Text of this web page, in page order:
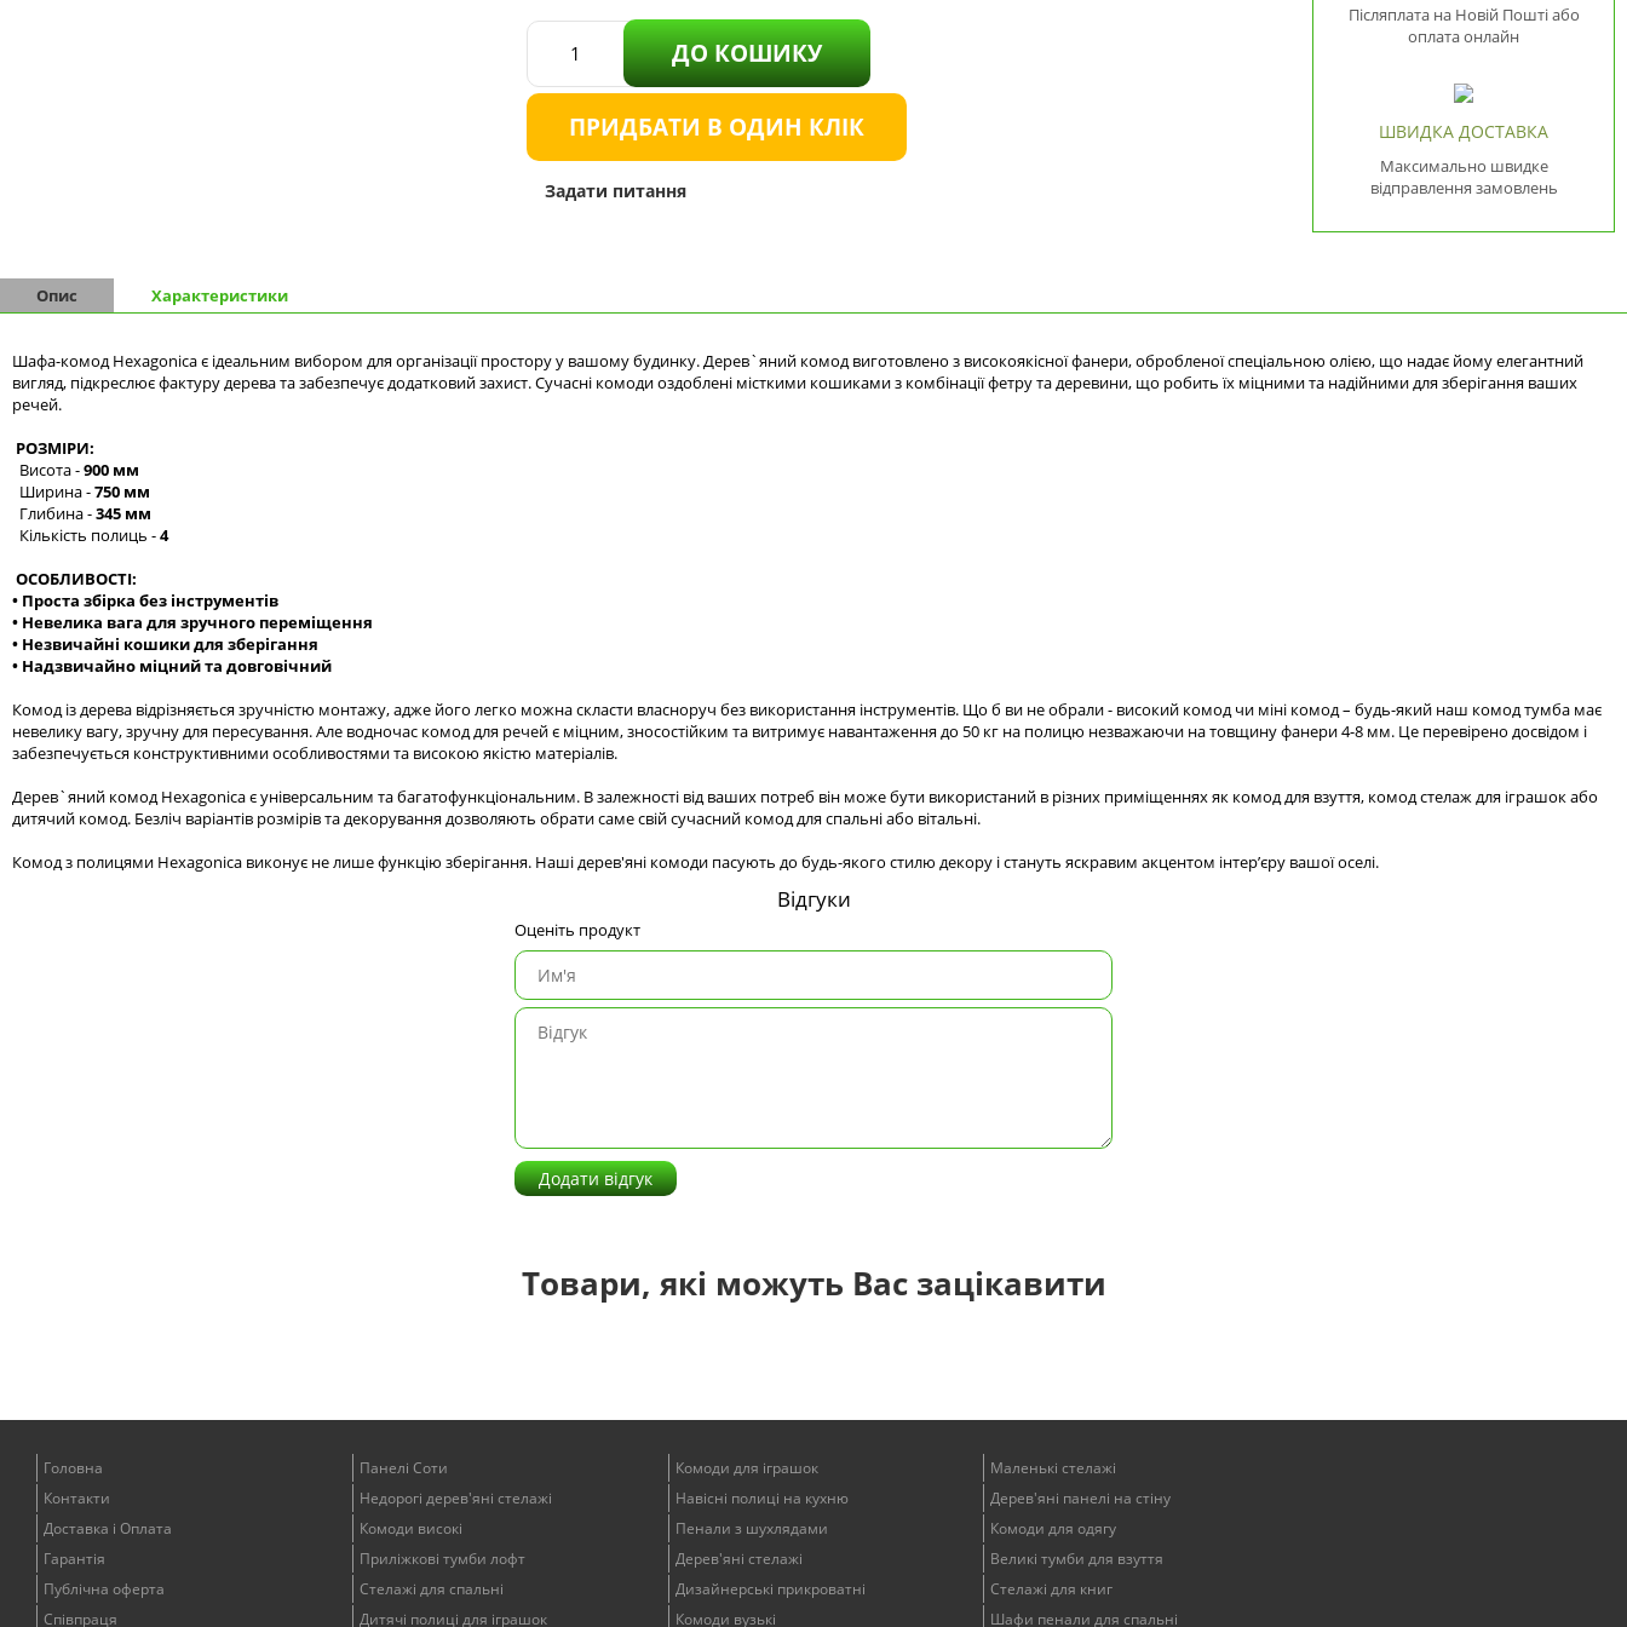
ДО КОШИКУ
ПРИДБАТИ В ОДИН КЛІК
Задати питання
Післяплата на Новій Пошті або
оплата онлайн
ШВИДКА ДОСТАВКА
Максимально швидке
відправлення замовлень
Опис Характеристики
Шафа-комод Hexagonica є ідеальним вибором для організації простору у вашому будинку. Дерев`яний комод виготовлено з високоякісної фанери, обробленої спеціальною олією, що надає йому елегантний
вигляд, підкреслює фактуру дерева та забезпечує додатковий захист. Сучасні комоди оздоблені місткими кошиками з комбінації фетру та деревини, що робить їх міцними та надійними для зберігання ваших
речей.
РОЗМІРИ:
Висота -900 мм
Ширина -750 мм
Глибина -345 мм
Кількість полиць -4
ОСОБЛИВОСТІ:
• Проста збірка без інструментів
• Невелика вага для зручного переміщення
• Незвичайні кошики для зберігання
• Надзвичайно міцний та довговічний
Комод із дерева відрізняється зручністю монтажу, адже його легко можна скласти власноруч без використання інструментів. Що б ви не обрали - високий комод чи міні комод – будь-який наш комод тумба має
невелику вагу, зручну для пересування. Але водночас комод для речей є міцним, зносостійким та витримує навантаження до 50 кг на полицю незважаючи на товщину фанери 4-8 мм. Це перевірено досвідом і
забезпечується конструктивними особливостями та високою якістю матеріалів.
Дерев`яний комод Hexagonica є універсальним та багатофункціональним. В залежності від ваших потреб він може бути використаний в різних приміщеннях як комод для взуття, комод стелаж для іграшок або
дитячий комод. Безліч варіантів розмірів та декорування дозволяють обрати саме свій сучасний комод для спальні або вітальні.
Комод з полицями Hexagonica виконує не лише функцію зберігання. Наші дерев'яні комоди пасують до будь-якого стилю декору і стануть яскравим акцентом інтер’єру вашої оселі.
Відгуки
Оценіть продукт
Додати відгук
Товари, які можуть Вас зацікавити
Головна
Контакти
Доставка і Оплата
Гарантія
Публічна оферта
Співпраця
Панелі Соти
Недорогі дерев'яні стелажі
Комоди високі
Приліжкові тумби лофт
Стелажі для спальні
Дитячі полиці для іграшок
Комоди для іграшок
Навісні полиці на кухню
Пенали з шухлядами
Дерев'яні стелажі
Дизайнерські прикроватні
Комоди вузькі
Маленькі стелажі
Дерев'яні панелі на стіну
Комоди для одягу
Великі тумби для взуття
Стелажі для книг
Шафи пенали для спальні